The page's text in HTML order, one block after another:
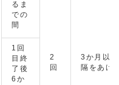
るま
での
間
2
回
3か月以
隔をあけ
1回
目終
了後
6か